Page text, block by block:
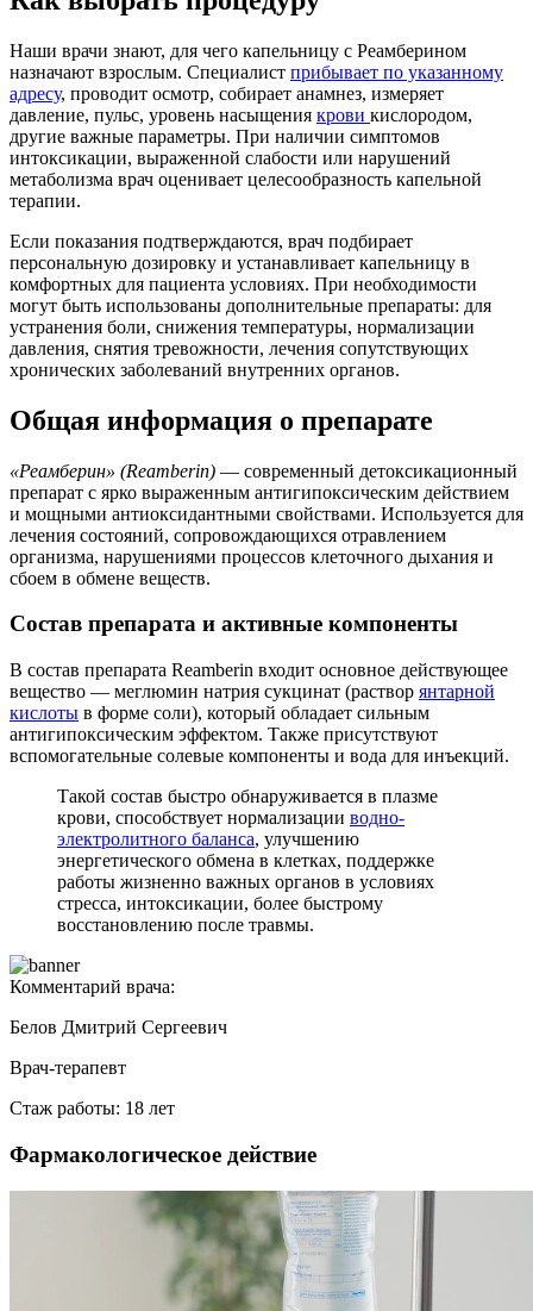
Наши врачи знают, для чего капельницу с Реамберином
назначают взрослым. Специалист прибывает по указанному
адресу, проводит осмотр, собирает анамнез, измеряет
давление, пульс, уровень насыщения крови кислородом,
другие важные параметры. При наличии симптомов
интоксикации, выраженной слабости или нарушений
метаболизма врач оценивает целесообразность капельной
терапии.
Если показания подтверждаются, врач подбирает
персональную дозировку и устанавливает капельницу в
комфортных для пациента условиях. При необходимости
могут быть использованы дополнительные препараты: для
устранения боли, снижения температуры, нормализации
давления, снятия тревожности, лечения сопутствующих
хронических заболеваний внутренних органов.
Общая информация о препарате
«Реамберин» (Reamberin) — современный детоксикационный
препарат с ярко выраженным антигипоксическим действием
и мощными антиоксидантными свойствами. Используется для
лечения состояний, сопровождающихся отравлением
организма, нарушениями процессов клеточного дыхания и
сбоем в обмене веществ.
Состав препарата и активные компоненты
В состав препарата Reamberin входит основное действующее
вещество — меглюмин натрия сукцинат (раствор янтарной
кислоты в форме соли), который обладает сильным
антигипоксическим эффектом. Также присутствуют
вспомогательные солевые компоненты и вода для инъекций.
Такой состав быстро обнаруживается в плазме
крови, способствует нормализации водно-
электролитного баланса, улучшению
энергетического обмена в клетках, поддержке
работы жизненно важных органов в условиях
стресса, интоксикации, более быстрому
восстановлению после травмы.
Комментарий врача:
Белов Дмитрий Сергеевич
Врач-терапевт
Стаж работы: 18 лет
Фармакологическое действие